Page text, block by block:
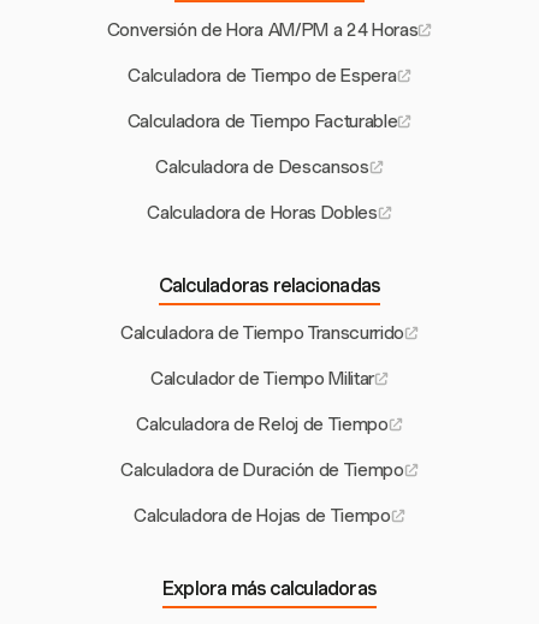
Conversión de Hora AM/PM a 24 Horas
Calculadora de Tiempo de Espera
Calculadora de Tiempo Facturable
Calculadora de Descansos
Calculadora de Horas Dobles
Calculadoras relacionadas
Calculadora de Tiempo Transcurrido
Calculador de Tiempo Militar
Calculadora de Reloj de Tiempo
Calculadora de Duración de Tiempo
Calculadora de Hojas de Tiempo
Explora más calculadoras